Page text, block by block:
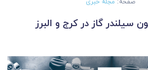
صفحه: مجله خبری
سیلندر گاز در کرج و البرز